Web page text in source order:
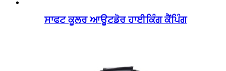
ਸਾਫਟ ਕੂਲਰ ਆਊਟਡੋਰ ਹਾਈਕਿੰਗ ਕੈਂਪਿੰਗ